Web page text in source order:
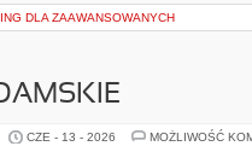
DLA ZAAWANSOWANYCH
CZE - 13 - 2026 MOŻLIWOŚĆ